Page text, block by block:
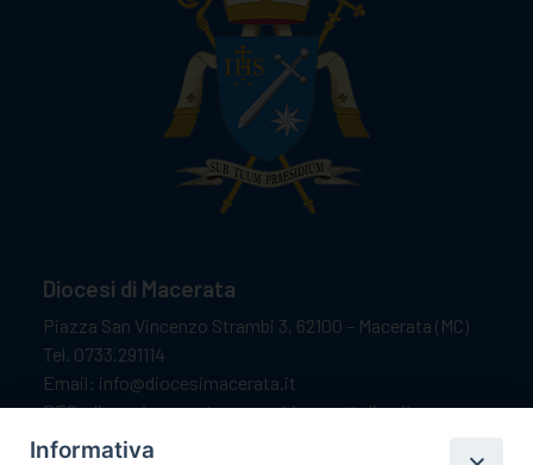
Diocesi di Macerata
Piazza San Vincenzo Strambi 3, 62100 – Macerata (MC)
Tel. 0733.291114
Email: info@diocesimacerata.it
PEC: diocesimacerata@pec.chiesacattolica.it
Comunicazioni urgenti WhatsApp:
Informativa